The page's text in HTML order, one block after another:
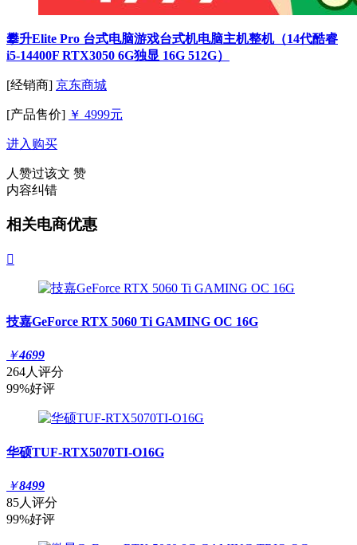
攀升Elite Pro 台式电脑游戏台式机电脑主机整机（14代酷睿
i5-14400F RTX3050 6G独显 16G 512G）
[经销商] 京东商城
[产品售价] ￥ 4999元
进入购买
人赞过该文 赞
内容纠错
相关电商优惠

技嘉GeForce RTX 5060 Ti GAMING OC 16G
￥4699
264人评分
99%好评
华硕TUF-RTX5070TI-O16G
￥8499
85人评分
99%好评